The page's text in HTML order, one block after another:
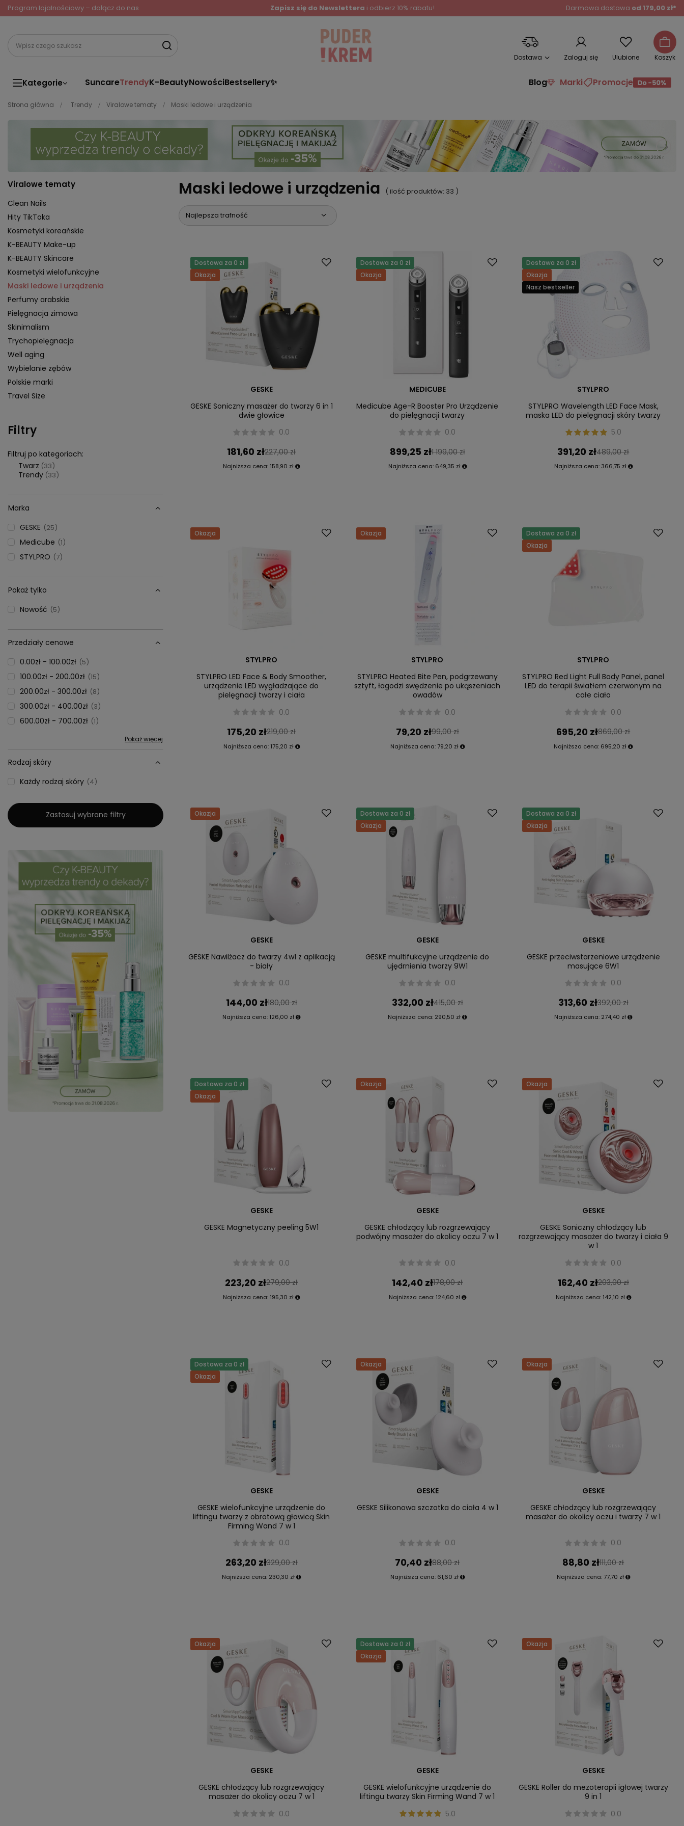
Program lojalnościowy – dołącz do nas Zapisz się do Newslettera i odbierz 10% rabatu! Darmowa dostawa od 179,00 zł*
Dostawa Zaloguj się Ulubione Koszyk
Kategorie SuncareTrendyK-BeautyNowościBestsellery✨ Blog Marki Promocje
Strona główna Trendy Viralowe tematy Maski ledowe i urządzenia
Viralowe tematy
Clean Nails
Hity TikToka
Kosmetyki koreańskie
K-BEAUTY Make-up
K-BEAUTY Skincare
Kosmetyki wielofunkcyjne
Maski ledowe i urządzenia
Perfumy arabskie
Pielęgnacja zimowa
Skinimalism
Trychopielęgnacja
Well aging
Wybielanie zębów
Polskie marki
Travel Size
Filtry
Filtruj po kategoriach:
Twarz (33)
Trendy (33)
Marka
GESKE
25
Medicube 1
STYLPRO 7
Pokaż tylko
Nowość
5
Przedziały cenowe
0.00zł - 100.00zł
5
100.00zł - 200.00zł 15
200.00zł - 300.00zł 8
300.00zł - 400.00zł 3
600.00zł - 700.00zł 1
Pokaż więcej
Rodzaj skóry
Każdy rodzaj skóry
4
Zastosuj wybrane filtry
Maski ledowe i urządzenia ( ilość produktów: 33 )
Najlepsza trafność
Dostawa za 0 zł
Okazja
GESKE
GESKE Soniczny masażer do twarzy 6 in 1
dwie głowice
0.0
181,60 zł227,00 zł
Najniższa cena: 158,90 zł
Dostawa za 0 zł
Okazja
MEDICUBE
Medicube Age-R Booster Pro Urządzenie
do pielęgnacji twarzy
0.0
899,25 zł1 199,00 zł
Najniższa cena: 649,35 zł
Dostawa za 0 zł
Okazja
Nasz bestseller
STYLPRO
STYLPRO Wavelength LED Face Mask,
maska LED do pielęgnacji skóry twarzy
5.0
391,20 zł489,00 zł
Najniższa cena: 366,75 zł
Okazja
STYLPRO
STYLPRO LED Face & Body Smoother,
urządzenie LED wygładzające do
pielęgnacji twarzy i ciała
0.0
175,20 zł219,00 zł
Najniższa cena: 175,20 zł
Okazja
STYLPRO
STYLPRO Heated Bite Pen, podgrzewany
sztyft, łagodzi swędzenie po ukąszeniach
owadów
0.0
79,20 zł99,00 zł
Najniższa cena: 79,20 zł
Dostawa za 0 zł
Okazja
STYLPRO
STYLPRO Red Light Full Body Panel, panel
LED do terapii światłem czerwonym na
całe ciało
0.0
695,20 zł869,00 zł
Najniższa cena: 695,20 zł
Okazja
GESKE
GESKE Nawilżacz do twarzy 4w1 z aplikacją
- biały
0.0
144,00 zł180,00 zł
Najniższa cena: 126,00 zł
Dostawa za 0 zł
Okazja
GESKE
GESKE multifukcyjne urządzenie do
ujędrnienia twarzy 9W1
0.0
332,00 zł415,00 zł
Najniższa cena: 290,50 zł
Dostawa za 0 zł
Okazja
GESKE
GESKE przeciwstarzeniowe urządzenie
masujące 6W1
0.0
313,60 zł392,00 zł
Najniższa cena: 274,40 zł
Dostawa za 0 zł
Okazja
GESKE
GESKE Magnetyczny peeling 5W1
0.0
223,20 zł279,00 zł
Najniższa cena: 195,30 zł
Okazja
GESKE
GESKE chłodzący lub rozgrzewający
podwójny masażer do okolicy oczu 7 w 1
0.0
142,40 zł178,00 zł
Najniższa cena: 124,60 zł
Okazja
GESKE
GESKE Soniczny chłodzący lub
rozgrzewający masażer do twarzy i ciała 9
w 1
0.0
162,40 zł203,00 zł
Najniższa cena: 142,10 zł
Dostawa za 0 zł
Okazja
GESKE
GESKE wielofunkcyjne urządzenie do
liftingu twarzy z obrotową głowicą Skin
Firming Wand 7 w 1
0.0
263,20 zł329,00 zł
Najniższa cena: 230,30 zł
Okazja
GESKE
GESKE Silikonowa szczotka do ciała 4 w 1
0.0
70,40 zł88,00 zł
Najniższa cena: 61,60 zł
Okazja
GESKE
GESKE chłodzący lub rozgrzewający
masażer do okolicy oczu i twarzy 7 w 1
0.0
88,80 zł111,00 zł
Najniższa cena: 77,70 zł
Okazja
GESKE
GESKE chłodzący lub rozgrzewający
masażer do okolicy oczu 7 w 1
0.0
Dostawa za 0 zł
Okazja
GESKE
GESKE wielofunkcyjne urządzenie do
liftingu twarzy Skin Firming Wand 7 w 1
5.0
Okazja
GESKE
GESKE Roller do mezoterapii igłowej twarzy
9 in 1
0.0